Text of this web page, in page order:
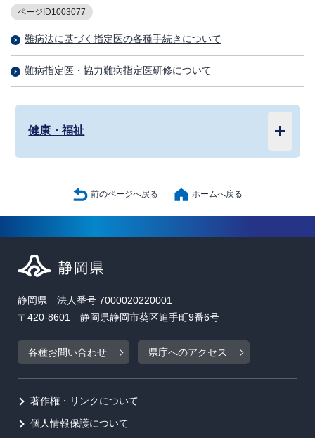
ページID1003077
難病法に基づく指定医の各種手続きについて
難病指定医・協力難病指定医研修について
健康・福祉
前のページへ戻る ホームへ戻る
静岡県 法人番号 7000020220001
〒420-8601 静岡県静岡市葵区追手町9番6号
各種お問い合わせ 県庁へのアクセス
著作権・リンクについて
個人情報保護について